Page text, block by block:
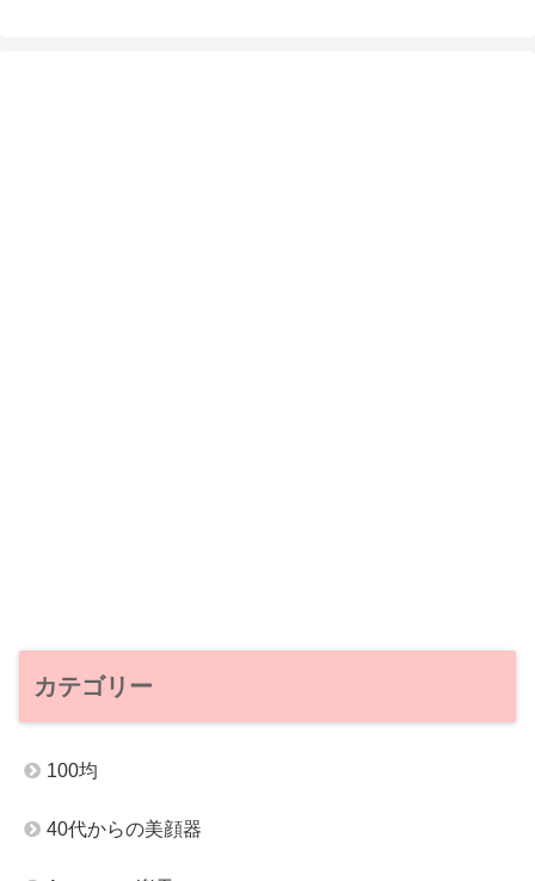
カテゴリー
100均
40代からの美顔器